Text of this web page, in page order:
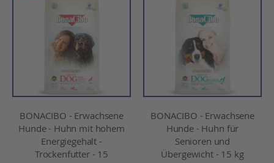
BONACIBO - Erwachsene
Hunde - Huhn mit hohem
Energiegehalt -
Trockenfutter - 15
BONACIBO - Erwachsene
Hunde - Huhn für
Senioren und
Übergewicht - 15 kg